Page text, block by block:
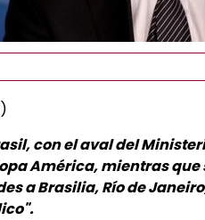
con el aval del
América, mientras que
a Brasilia, Río de